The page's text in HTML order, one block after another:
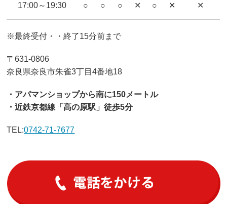
17:00～19:30 ○ ○ ○ ✕ ○ ✕ ✕
※最終受付・・終了15分前まで
〒631-0806
奈良県奈良市朱雀3丁目4番地18
・アパマンショップから南に150メートル
・近鉄京都線「高の原駅」徒歩5分
TEL:0742-71-7677